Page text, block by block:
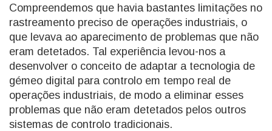
Compreendemos que havia bastantes limitações no
rastreamento preciso de operações industriais, o
que levava ao aparecimento de problemas que não
eram detetados. Tal experiência levou-nos a
desenvolver o conceito de adaptar a tecnologia de
gémeo digital para controlo em tempo real de
operações industriais, de modo a eliminar esses
problemas que não eram detetados pelos outros
sistemas de controlo tradicionais.